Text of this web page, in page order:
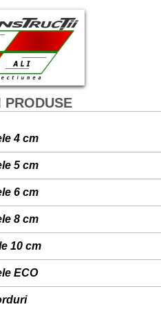
PRODUSE
4 cm
placare
5 cm
pietonala
6 cm
pietonala
8 cm
pietonala
10 cm
pietonala
ECO
pietonala